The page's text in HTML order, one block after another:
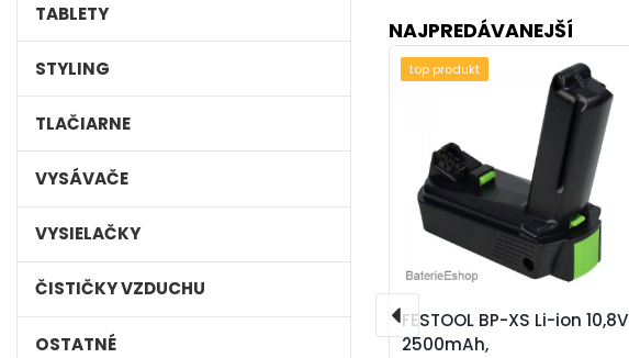
TABLETY
STYLING
TLAČIARNE
VYSÁVAČE
VYSIELAČKY
ČISTIČKY VZDUCHU
OSTATNÉ
NAJPREDÁVANEJŠÍ
FESTOOL BP-XS Li-ion 10,8V
2500mAh,
top produkt